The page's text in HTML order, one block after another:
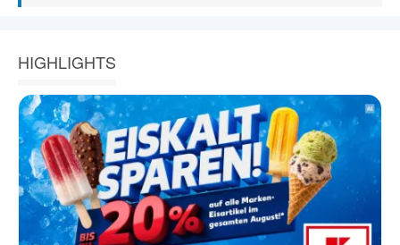
HIGHLIGHTS